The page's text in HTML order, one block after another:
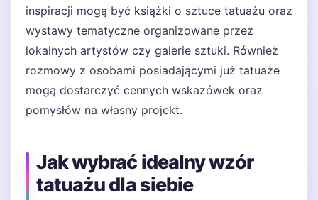
inspiracji mogą być książki o sztuce tatuażu oraz
wystawy tematyczne organizowane przez
lokalnych artystów czy galerie sztuki. Również
rozmowy z osobami posiadającymi już tatuaże
mogą dostarczyć cennych wskazówek oraz
pomysłów na własny projekt.
Jak wybrać idealny wzór
tatuażu dla siebie